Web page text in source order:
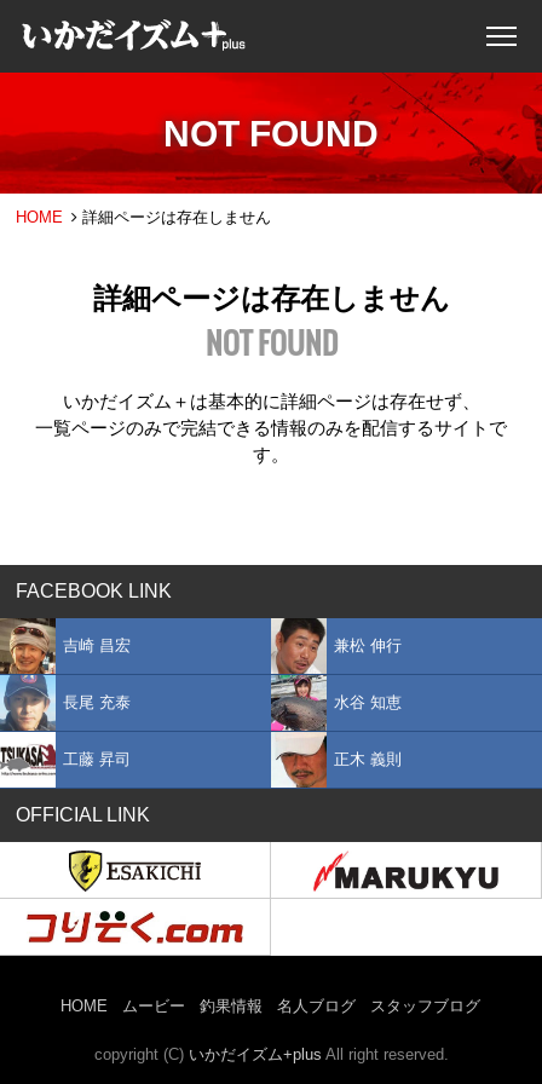
NOT FOUND
HOME 詳細ページは存在しません
詳細ページは存在しません
NOT FOUND
いかだイズム＋は基本的に詳細ページは存在せず、
一覧ページのみで完結できる情報のみを配信するサイトで
す。
FACEBOOK LINK
吉崎 昌宏 兼松 伸行
長尾 充泰 水谷 知恵
工藤 昇司 正木 義則
OFFICIAL LINK
HOME ムービー 釣果情報 名人ブログ スタッフブログ
copyright (C) いかだイズム+plus All right reserved.